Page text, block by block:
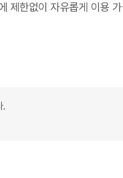
제한없이 자유롭게 이용 가
.